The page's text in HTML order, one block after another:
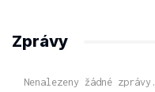
Zprávy
Nenalezeny žádné zprávy.